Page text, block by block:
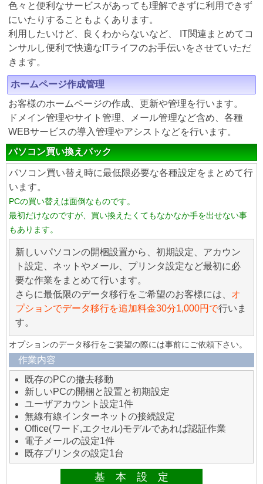
色々と便利なサービスがあっても理解できずに利用できず
にいたりすることもよくあります。
利用したいけど、良くわからないなど、 IT関連まとめてコ
ンサルし便利で快適なITライフのお手伝いをさせていただ
きます。
ホームページ作成管理
お客様のホームページの作成、更新や管理を行います。
ドメイン管理やサイト管理、メール管理など含め、各種
WEBサービスの導入管理やアシストなどを行います。
パソコン買い換えパック
パソコン買い替え時に最低限必要な各種設定をまとめて行
います。
PCの買い替えは面倒なものです。
最初だけなのですが、買い換えたくてもなかなか手を出せない事
もあります。
新しいパソコンの開梱設置から、初期設定、アカウン
ト設定、ネットやメール、プリンタ設定など最初に必
要な作業をまとめて行います。
さらに最低限のデータ移行をご希望のお客様には、 オ
プションでデータ移行を追加料金30分1,000円で行いま
す。
オプションのデータ移行をご要望の際には事前にご依頼下さい。
作業内容
既存のPCの撤去移動
新しいPCの開梱と設置と初期設定
ユーザアカウント設定1件
無線有線インターネットの接続設定
Office(ワード,エクセル)モデルであれば認証作業
電子メールの設定1件
既存プリンタの設定1台
基 本 設 定